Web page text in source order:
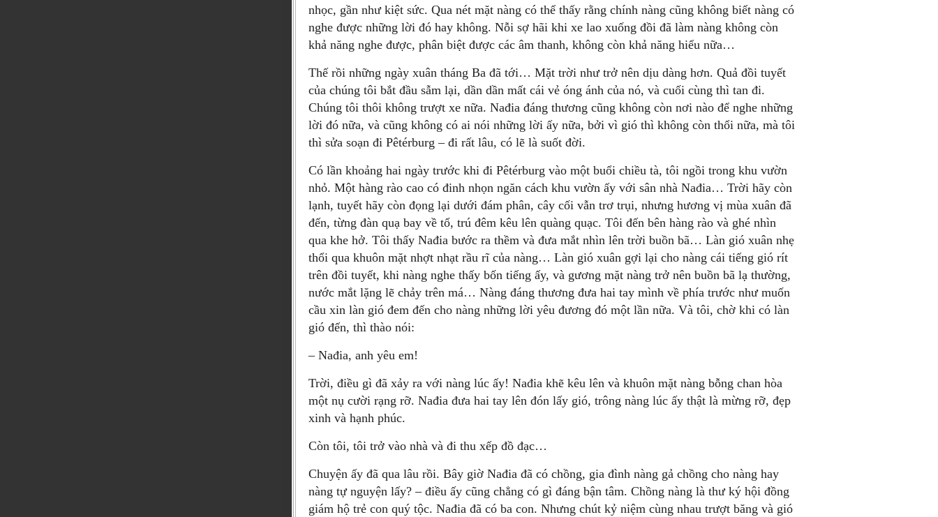
nhọc, gần như kiệt sức. Qua nét mặt nàng có thể thấy rằng chính nàng cũng không biết nàng có
nghe được những lời đó hay không. Nỗi sợ hãi khi xe lao xuống đồi đã làm nàng không còn
khả năng nghe được, phân biệt được các âm thanh, không còn khả năng hiểu nữa…
Thế rồi những ngày xuân tháng Ba đã tới… Mặt trời như trở nên dịu dàng hơn. Quả đồi tuyết
của chúng tôi bắt đầu sẫm lại, dần dần mất cái vẻ óng ánh của nó, và cuối cùng thì tan đi.
Chúng tôi thôi không trượt xe nữa. Nađia đáng thương cũng không còn nơi nào để nghe những
lời đó nữa, và cũng không có ai nói những lời ấy nữa, bởi vì gió thì không còn thổi nữa, mà tôi
thì sửa soạn đi Pêtérburg – đi rất lâu, có lẽ là suốt đời.
Có lần khoảng hai ngày trước khi đi Pêtérburg vào một buổi chiều tà, tôi ngồi trong khu vườn
nhỏ. Một hàng rào cao có đinh nhọn ngăn cách khu vườn ấy với sân nhà Nađia… Trời hãy còn
lạnh, tuyết hãy còn đọng lại dưới đám phân, cây cối vẫn trơ trụi, nhưng hương vị mùa xuân đã
đến, từng đàn quạ bay về tổ, trú đêm kêu lên quàng quạc. Tôi đến bên hàng rào và ghé nhìn
qua khe hở. Tôi thấy Nađia bước ra thềm và đưa mắt nhìn lên trời buồn bã… Làn gió xuân nhẹ
thổi qua khuôn mặt nhợt nhạt rầu rĩ của nàng… Làn gió xuân gợi lại cho nàng cái tiếng gió rít
trên đồi tuyết, khi nàng nghe thấy bốn tiếng ấy, và gương mặt nàng trở nên buồn bã lạ thường,
nước mắt lặng lẽ chảy trên má… Nàng đáng thương đưa hai tay mình về phía trước như muốn
cầu xin làn gió đem đến cho nàng những lời yêu đương đó một lần nữa. Và tôi, chờ khi có làn
gió đến, thì thào nói:
– Nađia, anh yêu em!
Trời, điều gì đã xảy ra với nàng lúc ấy! Nađia khẽ kêu lên và khuôn mặt nàng bỗng chan hòa
một nụ cười rạng rỡ. Nađia đưa hai tay lên đón lấy gió, trông nàng lúc ấy thật là mừng rỡ, đẹp
xinh và hạnh phúc.
Còn tôi, tôi trở vào nhà và đi thu xếp đồ đạc…
Chuyện ấy đã qua lâu rồi. Bây giờ Nađia đã có chồng, gia đình nàng gả chồng cho nàng hay
nàng tự nguyện lấy? – điều ấy cũng chẳng có gì đáng bận tâm. Chồng nàng là thư ký hội đồng
giám hộ trẻ con quý tộc. Nađia đã có ba con. Nhưng chút kỷ niệm cùng nhau trượt băng và gió